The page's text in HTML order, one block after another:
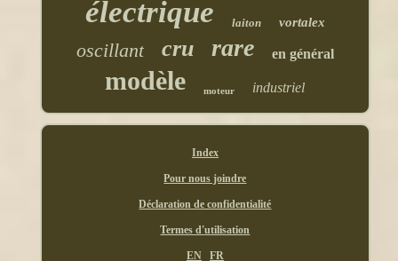
électrique laiton vortalex
oscillant cru rare en général
modèle moteur industriel
Index
Pour nous joindre
Déclaration de confidentialité
Termes d'utilisation
EN FR